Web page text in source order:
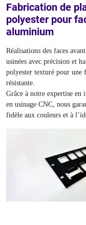
Fabrication de
polyester pour
aluminium
Réalisations des faces
usinées avec précision et
polyester texturé pour une
résistante.
Grâce à notre expertise
en usinage CNC, nous
fidèle aux couleurs et à